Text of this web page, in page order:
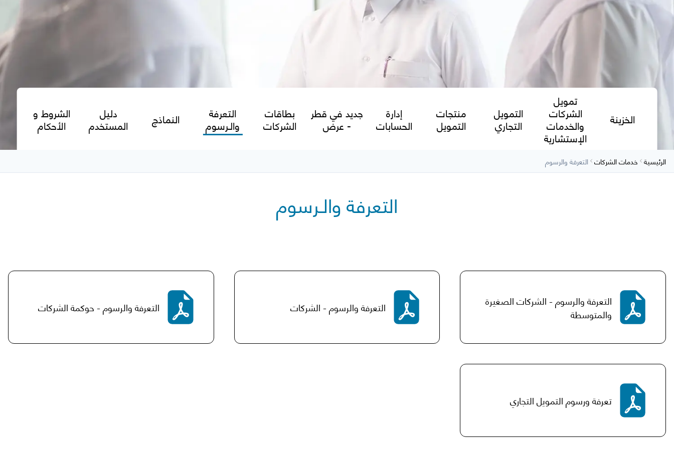
الخزينة
تمويل
الشركات
والخدمات
الإستشارية
التمويل
التجاري
منتجات
التمويل
إدارة
الحسابات
جديد في قطر
- عرض
بطاقات
الشركات
التعرفة
والـرسوم النماذج دليل
المستخدم
الشروط و
الأحكام
الرئيسية خدمات الشركات التعرفة والرسوم
التعرفة والـرسوم
التعرفة والرسوم - الشركات الصغيرة
والمتوسطة
التعرفة والرسوم - الشركات التعرفة والرسوم - حوكمة الشركات
تعرفة ورسوم التمويل التجاري